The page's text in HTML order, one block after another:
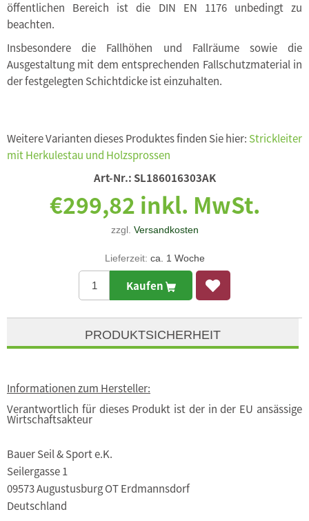
öffentlichen Bereich ist die DIN EN 1176 unbedingt zu
beachten.
Insbesondere die Fallhöhen und Fallräume sowie die
Ausgestaltung mit dem entsprechenden Fallschutzmaterial in
der festgelegten Schichtdicke ist einzuhalten.
Weitere Varianten dieses Produktes finden Sie hier: Strickleiter
mit Herkulestau und Holzsprossen
Art-Nr.: SL186016303AK
€299,82 inkl. MwSt.
zzgl. Versandkosten
Lieferzeit: ca. 1 Woche
Kaufen
PRODUKTSICHERHEIT
Informationen zum Hersteller:
Verantwortlich für dieses Produkt ist der in der EU ansässige
Wirtschaftsakteur
Bauer Seil & Sport e.K.
Seilergasse 1
09573 Augustusburg OT Erdmannsdorf
Deutschland